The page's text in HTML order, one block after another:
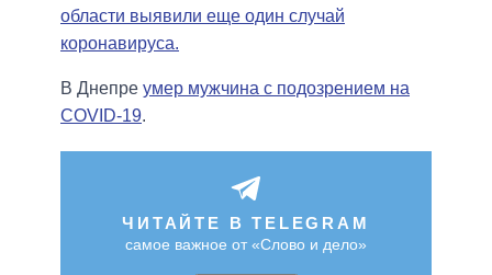
области выявили еще один случай
коронавируса.
В Днепре умер мужчина с подозрением на
COVID-19.
ЧИТАЙТЕ В TELEGRAM
самое важное от «Слово и дело»